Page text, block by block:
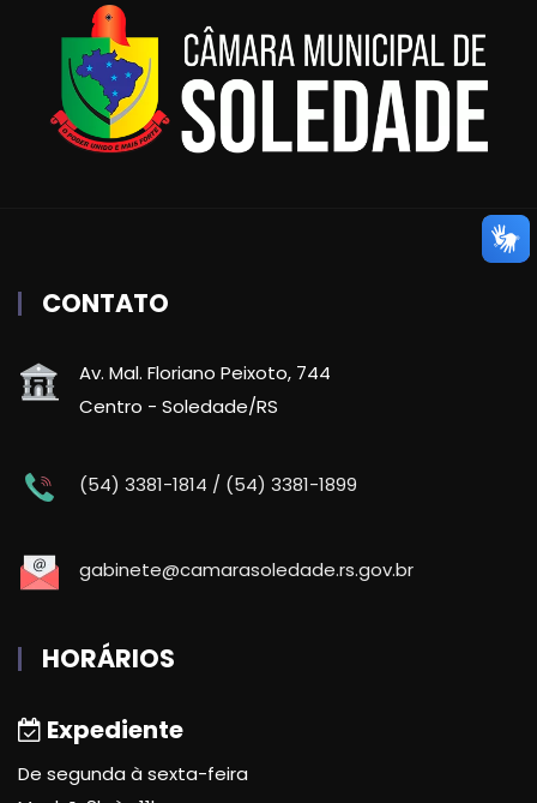
CONTATO
Av. Mal. Floriano Peixoto, 744
Centro - Soledade/RS
(54) 3381-1814 / (54) 3381-1899
gabinete@camarasoledade.rs.gov.br
HORÁRIOS
Expediente
De segunda à sexta-feira